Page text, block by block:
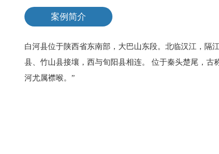
案例简介
白河县位于陕西省东南部，大巴山东段。北临汉江，隔
县、竹山县接壤，西与旬阳县相连。 位于秦头楚尾，
河尤属襟喉。”